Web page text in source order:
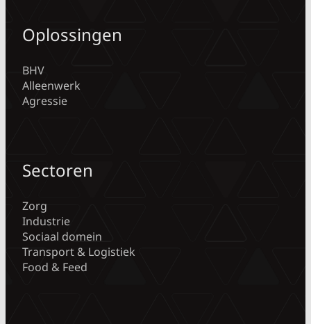
Oplossingen
BHV
Alleenwerk
Agressie
Sectoren
Zorg
Industrie
Sociaal domein
Transport & Logistiek
Food & Feed